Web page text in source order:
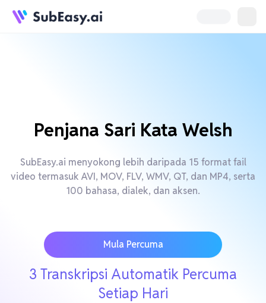
Penjana Sari Kata Welsh
SubEasy.ai menyokong lebih daripada 15 format fail
video termasuk AVI, MOV, FLV, WMV, QT, dan MP4, serta
100 bahasa, dialek, dan aksen.
Mula Percuma
3 Transkripsi Automatik Percuma
Setiap Hari